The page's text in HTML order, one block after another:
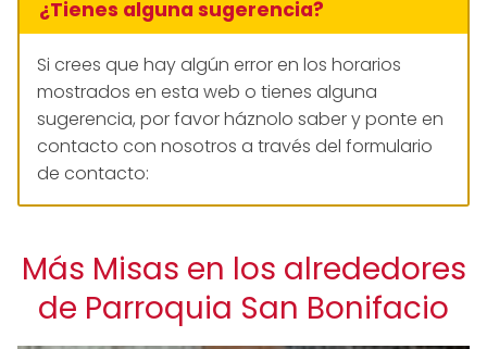
¿Tienes alguna sugerencia?
Si crees que hay algún error en los horarios
mostrados en esta web o tienes alguna
sugerencia, por favor háznolo saber y ponte en
contacto con nosotros a través del formulario
de contacto:
Más Misas en los alrededores
de Parroquia San Bonifacio